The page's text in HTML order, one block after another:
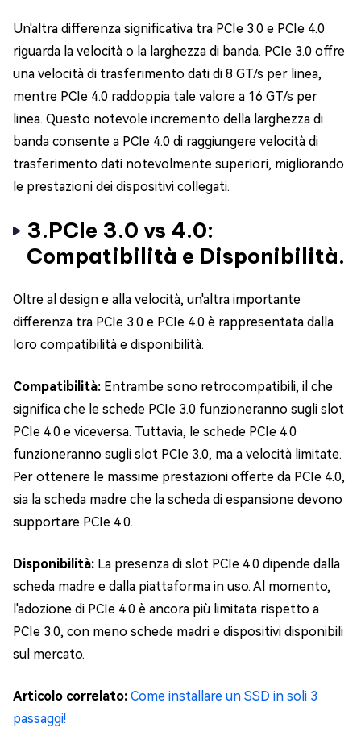
Un'altra differenza significativa tra PCIe 3.0 e PCIe 4.0
riguarda la velocità o la larghezza di banda. PCIe 3.0 offre
una velocità di trasferimento dati di 8 GT/s per linea,
mentre PCIe 4.0 raddoppia tale valore a 16 GT/s per
linea. Questo notevole incremento della larghezza di
banda consente a PCIe 4.0 di raggiungere velocità di
trasferimento dati notevolmente superiori, migliorando
le prestazioni dei dispositivi collegati.
3.PCIe 3.0 vs 4.0:
Compatibilità e Disponibilità.
Oltre al design e alla velocità, un'altra importante
differenza tra PCIe 3.0 e PCIe 4.0 è rappresentata dalla
loro compatibilità e disponibilità.
Compatibilità: Entrambe sono retrocompatibili, il che
significa che le schede PCIe 3.0 funzioneranno sugli slot
PCIe 4.0 e viceversa. Tuttavia, le schede PCIe 4.0
funzioneranno sugli slot PCIe 3.0, ma a velocità limitate.
Per ottenere le massime prestazioni offerte da PCIe 4.0,
sia la scheda madre che la scheda di espansione devono
supportare PCIe 4.0.
Disponibilità: La presenza di slot PCIe 4.0 dipende dalla
scheda madre e dalla piattaforma in uso. Al momento,
l'adozione di PCIe 4.0 è ancora più limitata rispetto a
PCIe 3.0, con meno schede madri e dispositivi disponibili
sul mercato.
Articolo correlato: Come installare un SSD in soli 3
passaggi!